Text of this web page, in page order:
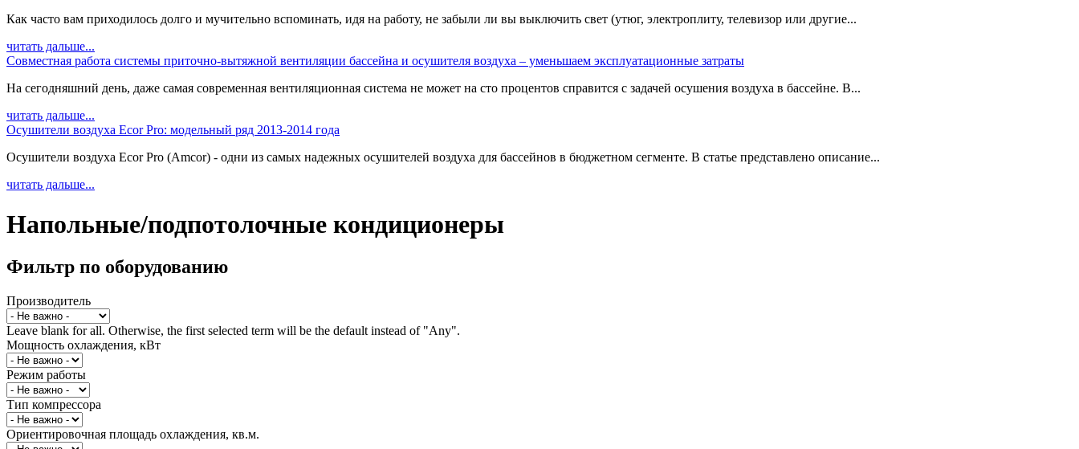
Как часто вам приходилось долго и мучительно вспоминать, идя на работу, не забыли ли вы выключить свет (утюг, электроплиту, телевизор или другие...
читать дальше...
Совместная работа системы приточно-вытяжной вентиляции бассейна и осушителя воздуха – уменьшаем эксплуатационные затраты
На сегодняшний день, даже самая современная вентиляционная система не может на сто процентов справится с задачей осушения воздуха в бассейне. В...
читать дальше...
Осушители воздуха Ecor Pro: модельный ряд 2013-2014 года
Осушители воздуха Ecor Pro (Amcor) - одни из самых надежных осушителей воздуха для бассейнов в бюджетном сегменте. В статье представлено описание...
читать дальше...
Напольные/подпотолочные кондиционеры
Фильтр по оборудованию
Производитель
Leave blank for all. Otherwise, the first selected term will be the default instead of "Any".
Мощность охлаждения, кВт
Режим работы
Тип компрессора
Ориентировочная площадь охлаждения, кв.м.